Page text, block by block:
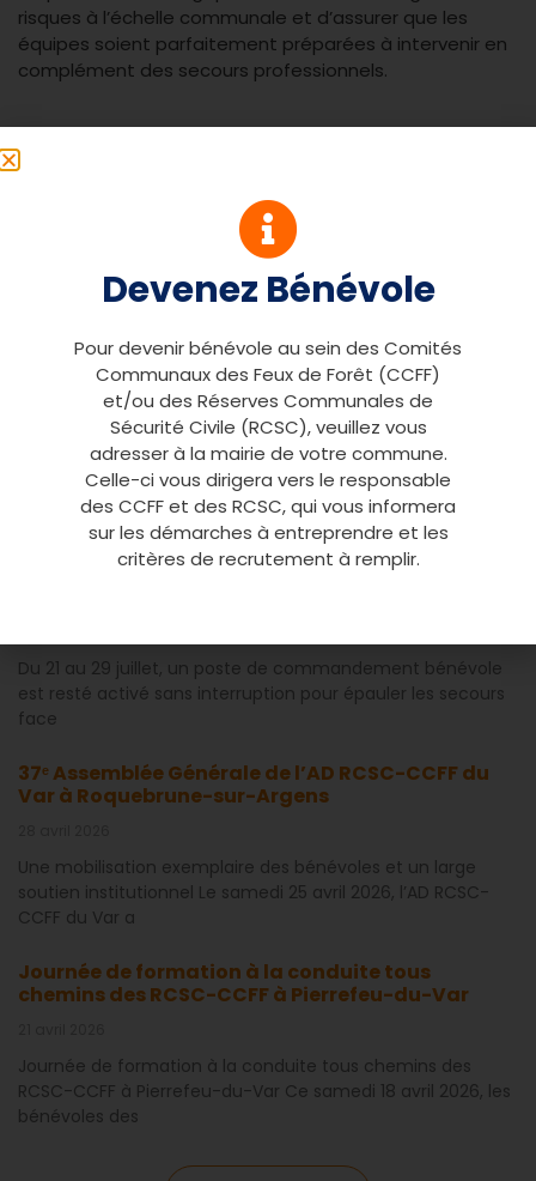
risques à l’échelle communale et d’assurer que les
équipes soient parfaitement préparées à intervenir en
complément des secours professionnels.
Pascal Azoulai
PRÉCÉDENT
7e Salon des Communes et des Intercommunalités du Var
Feu de forêt à Pontevès : neuf jours d’un
Du 21 au 29 juillet, un poste de commandement bénévole
est resté activé sans interruption pour épauler les secours
face
37ᵉ Assemblée Générale de l’AD RCSC-CCFF du
Var à Roquebrune-sur-Argens
Une mobilisation exemplaire des bénévoles et un large
soutien institutionnel Le samedi 25 avril 2026, l’AD RCSC-
CCFF du Var a
Journée de formation à la conduite tous
chemins des RCSC-CCFF à Pierrefeu-du-Var
Journée de formation à la conduite tous chemins des
RCSC-CCFF à Pierrefeu-du-Var Ce samedi 18 avril 2026, les
bénévoles des
Devenez Bénévole
Pour devenir bénévole au sein des Comités
Communaux des Feux de Forêt (CCFF)
et/ou des Réserves Communales de
Sécurité Civile (RCSC), veuillez vous
adresser à la mairie de votre commune.
Celle-ci vous dirigera vers le responsable
des CCFF et des RCSC, qui vous informera
sur les démarches à entreprendre et les
critères de recrutement à remplir.